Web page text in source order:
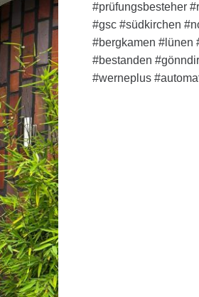
#prüfungsbesteher
#gsc #südkirchen
#bergkamen #lünen
#bestanden
#werneplus